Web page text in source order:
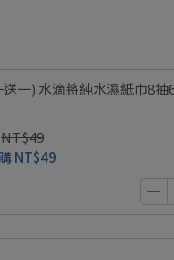
送一) 水滴將純水濕紙巾8抽
NT$49
NT$49